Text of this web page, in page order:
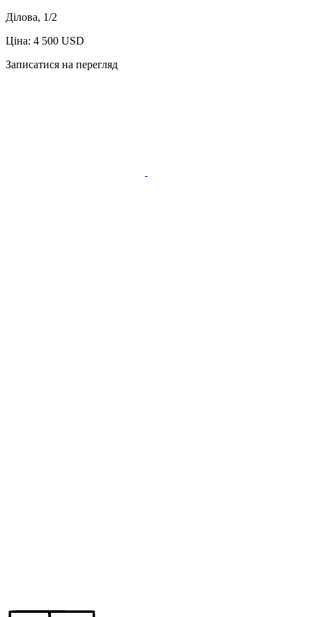
Ділова, 1/2
Ціна: 4 500 USD
Записатися на перегляд